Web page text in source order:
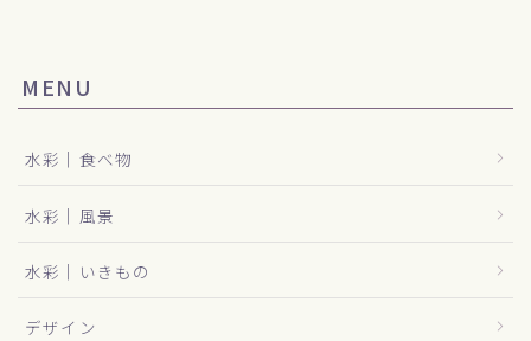
MENU
水彩｜食べ物
水彩｜風景
水彩｜いきもの
デザイン